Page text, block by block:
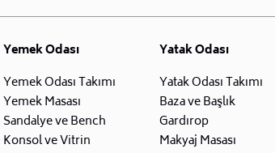
Yemek Odası
Yemek Odası Takımı
Yemek Masası
Sandalye ve Bench
Konsol ve Vitrin
Yatak Odası
Yatak Odası Takımı
Baza ve Başlık
Gardırop
Makyaj Masası